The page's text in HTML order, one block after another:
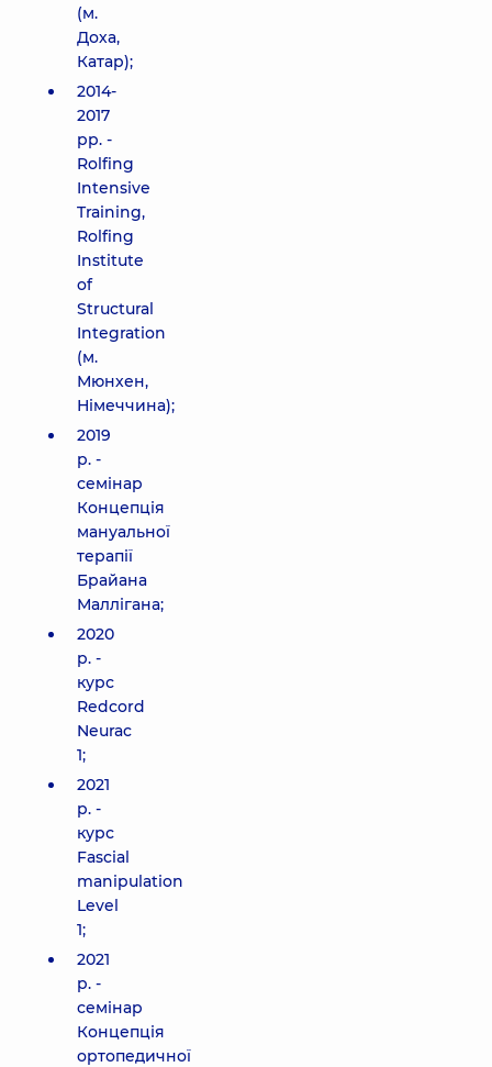
(м.
Доха,
Катар);
2014-
2017
рр. -
Rolfing
Intensive
Training,
Rolfing
Institute
of
Structural
Integration
(м.
Мюнхен,
Німеччина);
2019
р. -
семінар
Концепція
мануальної
терапії
Брайана
Маллігана;
2020
р. -
курс
Redcord
Neurac
1;
2021
р. -
курс
Fascial
manipulation
Level
1;
2021
р. -
семінар
Концепція
ортопедичної